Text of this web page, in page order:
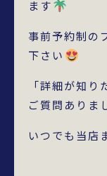
ます
事前予約制の
下さい
「詳細が知り
ご質問ありま
いつでも当店